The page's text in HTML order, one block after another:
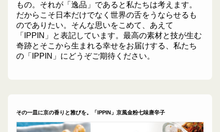
もの。それが「逸品」であると私たちは考えます。
だからこそ日本だけでなく世界の舌をうならせるも
のでありたい。そんな思いをこめて、あえて
「IPPIN」と表記しています。最高の素材と技が生む
奇跡とそこから生まれる幸せをお届けする、私たち
の「IPPIN」にどうぞご期待ください。
その一皿に京の香りと雅びを。「IPPIN」京風金粉七味唐辛子